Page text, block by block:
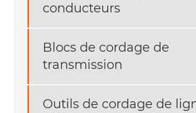
conducteurs
Blocs de cordage de
transmission
Outils de cordage de